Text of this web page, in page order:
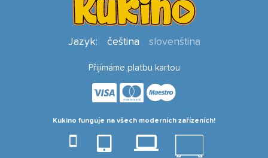
Jazyk: čeština slovenština
Přijímáme platbu kartou
Kukino funguje na všech moderních zařízeních!